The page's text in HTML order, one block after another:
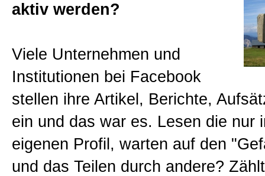
Bücher
Presse-Lounge
Kontakt
aktiv werden?
Viele Unternehmen und
Institutionen bei Facebook
stellen ihre Artikel, Berichte,
ein und das war es. Lesen die nur
eigenen Profil, warten auf den
und das Teilen durch andere?